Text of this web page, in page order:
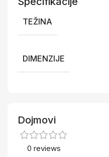
TEŽINA
DIMENZIJE
Dojmovi
0 reviews